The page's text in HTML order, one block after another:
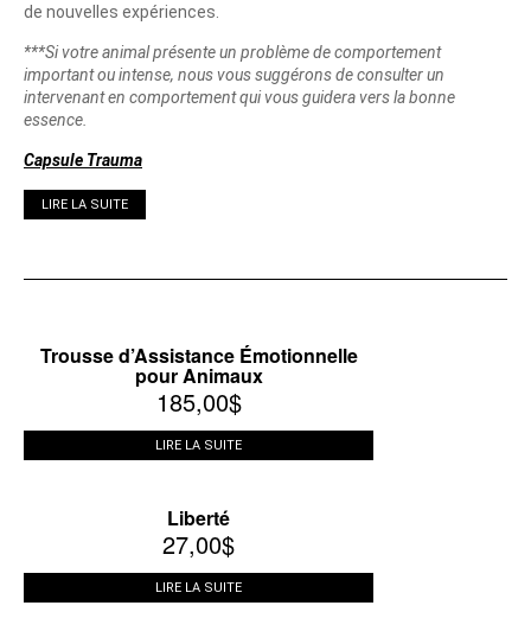
de nouvelles expériences.
***Si votre animal présente un problème de comportement
important ou intense, nous vous suggérons de consulter un
intervenant en comportement qui vous guidera vers la bonne
essence.
Capsule Trauma
LIRE LA SUITE
Trousse d’Assistance Émotionnelle
pour Animaux
185,00$
LIRE LA SUITE
Liberté
27,00$
LIRE LA SUITE